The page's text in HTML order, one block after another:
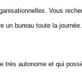
Vous
un bureau toute la journée.
autonome et qui